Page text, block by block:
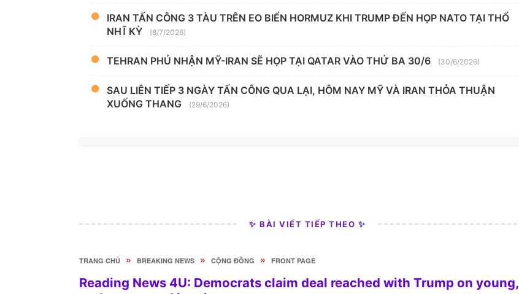
IRAN TẤN CÔNG 3 TÀU TRÊN EO BIỂN HORMUZ KHI TRUMP ĐẾN HỌP NATO TẠI THỔ
NHĨ KỲ
(8/7/2026)
TEHRAN PHỦ NHẬN MỸ-IRAN SẼ HỌP TẠI QATAR VÀO THỨ BA 30/6 (30/6/2026)
SAU LIÊN TIẾP 3 NGÀY TẤN CÔNG QUA LẠI, HÔM NAY MỸ VÀ IRAN THỎA THUẬN
XUỐNG THANG
(29/6/2026)
✨ BÀI VIẾT TIẾP THEO ✨
TRANG CHỦ » BREAKING NEWS » CỘNG ĐỒNG » FRONT PAGE
Reading News 4U: Democrats claim deal reached with Trump on young,